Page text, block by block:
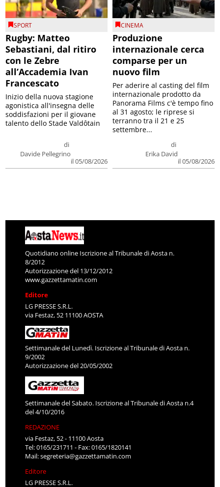
SPORT
Rugby: Matteo
Sebastiani, dal ritiro
con le Zebre
all’Accademia Ivan
Francescato
di
Davide Pellegrino
il 05/08/2026
Inizio della nuova stagione
agonistica all'insegna delle
soddisfazioni per il giovane
talento dello Stade Valdôtain
CINEMA
Produzione
internazionale cerca
comparse per un
nuovo film
di
Erika David
il 05/08/2026
Per aderire al casting del film
internazionale prodotto da
Panorama Films c'è tempo fino
al 31 agosto; le riprese si
terranno tra il 21 e 25
settembre...
Quotidiano online Iscrizione al Tribunale di Aosta n.
8/2012
Autorizzazione del 13/12/2012
www.gazzettamatin.com
Editore
LG PRESSE S.R.L.
via Festaz, 52 11100 AOSTA
Settimanale del Lunedì. Iscrizione al Tribunale di Aosta n.
9/2002
Autorizzazione del 20/05/2002
Settimanale del Sabato. Iscrizione al Tribunale di Aosta n.4
del 4/10/2016
REDAZIONE
via Festaz, 52 - 11100 Aosta
Tel: 0165/231711 - Fax: 0165/1820141
Mail:segreteria@gazzettamatin.com
Editore
LG PRESSE S.R.L.